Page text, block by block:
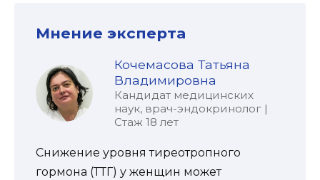
Мнение эксперта
Кочемасова Татьяна
Владимировна
Кандидат медицинских
наук, врач-эндокринолог |
Стаж 18 лет
Снижение уровня тиреотропного
гормона (ТТГ) у женщин может